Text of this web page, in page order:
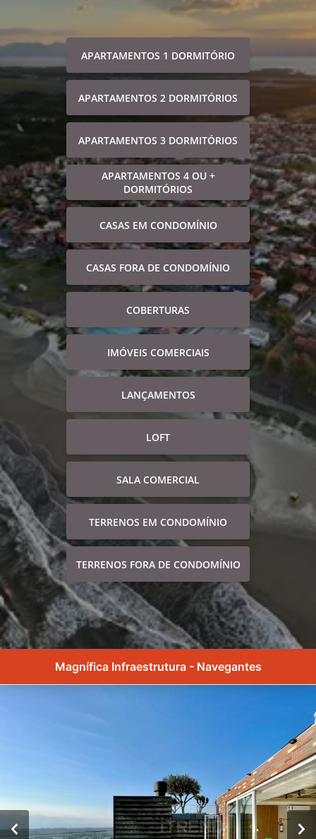
APARTAMENTOS 1 DORMITÓRIO
APARTAMENTOS 2 DORMITÓRIOS
APARTAMENTOS 3 DORMITÓRIOS
APARTAMENTOS 4 OU +
DORMITÓRIOS
CASAS EM CONDOMÍNIO
CASAS FORA DE CONDOMÍNIO
COBERTURAS
IMÓVEIS COMERCIAIS
LANÇAMENTOS
LOFT
SALA COMERCIAL
TERRENOS EM CONDOMÍNIO
TERRENOS FORA DE CONDOMÍNIO
Magnífica Infraestrutura - Navegantes